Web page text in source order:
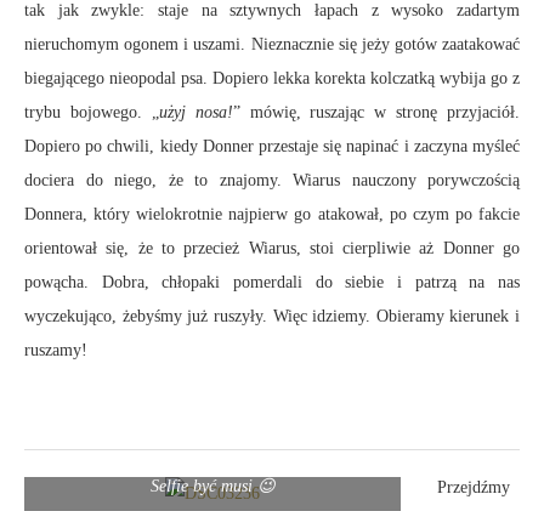
tak jak zwykle: staje na sztywnych łapach z wysoko zadartym
nieruchomym ogonem i uszami. Nieznacznie się jeży gotów zaatakować
biegającego nieopodal psa. Dopiero lekka korekta kolczatką wybija go z
trybu bojowego. „użyj nosa!” mówię, ruszając w stronę przyjaciół.
Dopiero po chwili, kiedy Donner przestaje się napinać i zaczyna myśleć
dociera do niego, że to znajomy. Wiarus nauczony porywczością
Donnera, który wielokrotnie najpierw go atakował, po czym po fakcie
orientował się, że to przecież Wiarus, stoi cierpliwie aż Donner go
powącha. Dobra, chłopaki pomerdali do siebie i patrzą na nas
wyczekująco, żebyśmy już ruszyły. Więc idziemy. Obieramy kierunek i
ruszamy!
Selfie być musi 😉
Przejdźmy